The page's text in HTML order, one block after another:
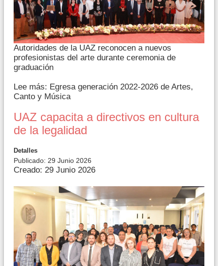
Autoridades de la UAZ reconocen a nuevos
profesionistas del arte durante ceremonia de
graduación
Lee más: Egresa generación 2022-2026 de Artes,
Canto y Música
UAZ capacita a directivos en cultura
de la legalidad
Detalles
Publicado: 29 Junio 2026
Creado: 29 Junio 2026